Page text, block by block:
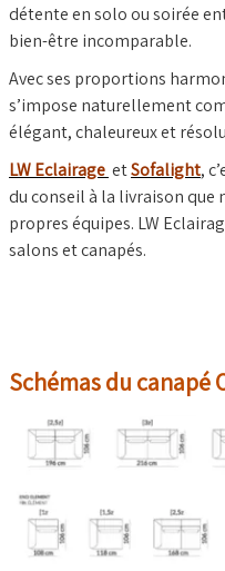
détente en solo ou soirée
bien-être incomparable.
Avec ses proportions
s’impose naturellement
élégant, chaleureux et
LW Eclairage etSofalight,
du conseil à la livraison que
propres équipes. LW
salons et canapés.
Schémas du canapé